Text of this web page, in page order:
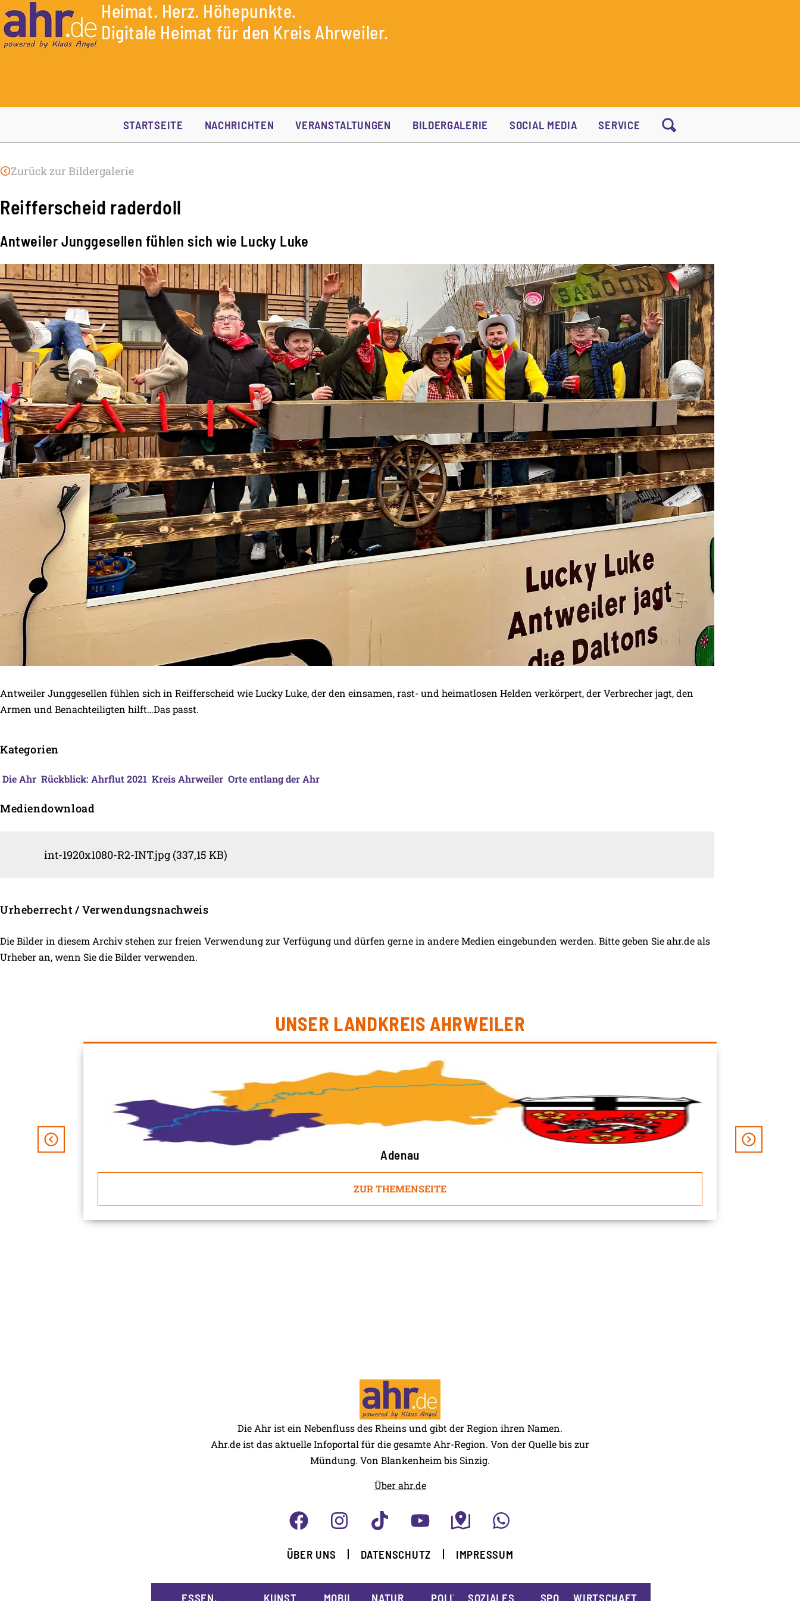
Heimat. Herz. Höhepunkte.
Digitale Heimat für den Kreis Ahrweiler.
STARTSEITE NACHRICHTEN VERANSTALTUNGEN BILDERGALERIE SOCIAL MEDIA SERVICE
Zurück zur Bildergalerie
Reifferscheid raderdoll
Antweiler Junggesellen fühlen sich wie Lucky Luke
Antweiler Junggesellen fühlen sich in Reifferscheid wie Lucky Luke, der den einsamen, rast- und heimatlosen Helden verkörpert, der Verbrecher jagt, den
Armen und Benachteiligten hilft…Das passt.
Kategorien
Die Ahr Rückblick: Ahrflut 2021 Kreis Ahrweiler Orte entlang der Ahr
Mediendownload
int-1920x1080-R2-INT.jpg (337,15 KB)
Urheberrecht / Verwendungsnachweis
Die Bilder in diesem Archiv stehen zur freien Verwendung zur Verfügung und dürfen gerne in andere Medien eingebunden werden. Bitte geben Sie ahr.de als
Urheber an, wenn Sie die Bilder verwenden.
UNSER LANDKREIS AHRWEILER
Adenau
ZUR THEMENSEITE
Die Ahr ist ein Nebenfluss des Rheins und gibt der Region ihren Namen.
Ahr.de ist das aktuelle Infoportal für die gesamte Ahr-Region. Von der Quelle bis zur
Mündung. Von Blankenheim bis Sinzig.
Über ahr.de
ÜBER UNS DATENSCHUTZ IMPRESSUM
ESSEN, KUNST MOBILITÄTNATUR POLITIKSOZIALES SPORT WIRTSCHAFT